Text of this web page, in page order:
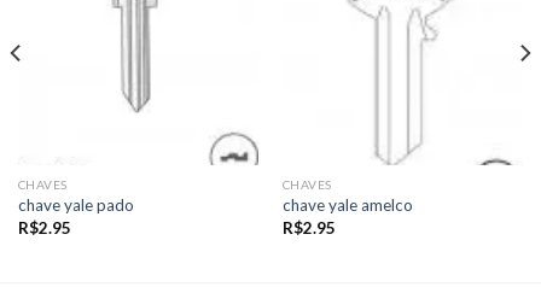
CHAVES
chave yale pado
R$2.95
CHAVES
chave yale amelco
R$2.95